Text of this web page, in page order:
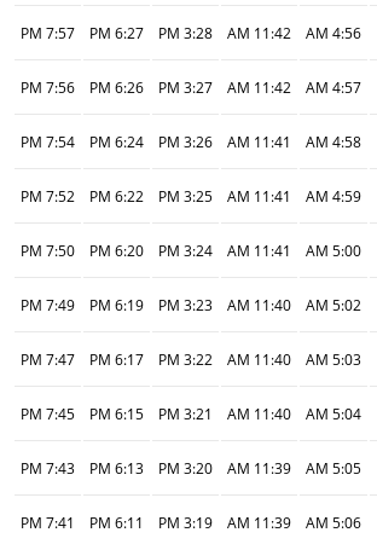
4:56 AM
11:42 AM
3:28 PM
6:27 PM
7:57 PM
4:57 AM
11:42 AM
3:27 PM
6:26 PM
7:56 PM
4:58 AM
11:41 AM
3:26 PM
6:24 PM
7:54 PM
4:59 AM
11:41 AM
3:25 PM
6:22 PM
7:52 PM
5:00 AM
11:41 AM
3:24 PM
6:20 PM
7:50 PM
5:02 AM
11:40 AM
3:23 PM
6:19 PM
7:49 PM
5:03 AM
11:40 AM
3:22 PM
6:17 PM
7:47 PM
5:04 AM
11:40 AM
3:21 PM
6:15 PM
7:45 PM
5:05 AM
11:39 AM
3:20 PM
6:13 PM
7:43 PM
5:06 AM
11:39 AM
3:19 PM
6:11 PM
7:41 PM